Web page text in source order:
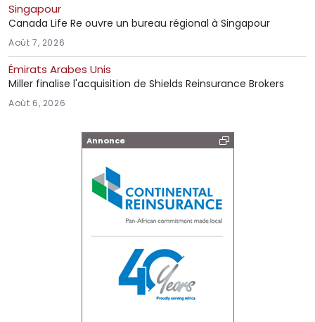
Singapour
Canada Life Re ouvre un bureau régional à Singapour
Août 7, 2026
Émirats Arabes Unis
Miller finalise l'acquisition de Shields Reinsurance Brokers
Août 6, 2026
Annonce